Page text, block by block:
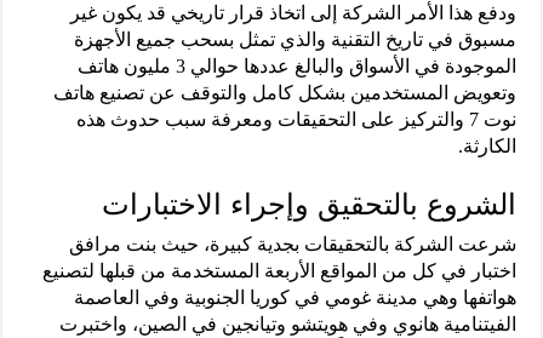
ودفع هذا الأمر الشركة إلى اتخاذ قرار تاريخي قد يكون غير
مسبوق في تاريخ التقنية والذي تمثل بسحب جميع الأجهزة
الموجودة في الأسواق والبالغ عددها حوالي 3 مليون هاتف
وتعويض المستخدمين بشكل كامل والتوقف عن تصنيع هاتف
نوت 7 والتركيز على التحقيقات ومعرفة سبب حدوث هذه
الكارثة.
الشروع بالتحقيق وإجراء الاختبارات
شرعت الشركة بالتحقيقات بجدية كبيرة، حيث بنت مرافق
اختبار في كل من المواقع الأربعة المستخدمة من قبلها لتصنيع
هواتفها وهي مدينة غومي في كوريا الجنوبية وفي العاصمة
الفيتنامية هانوي وفي هويتشو وتيانجين في الصين، واختبرت